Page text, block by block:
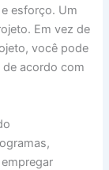
esforço. Um
Em vez de
você pode
acordo com